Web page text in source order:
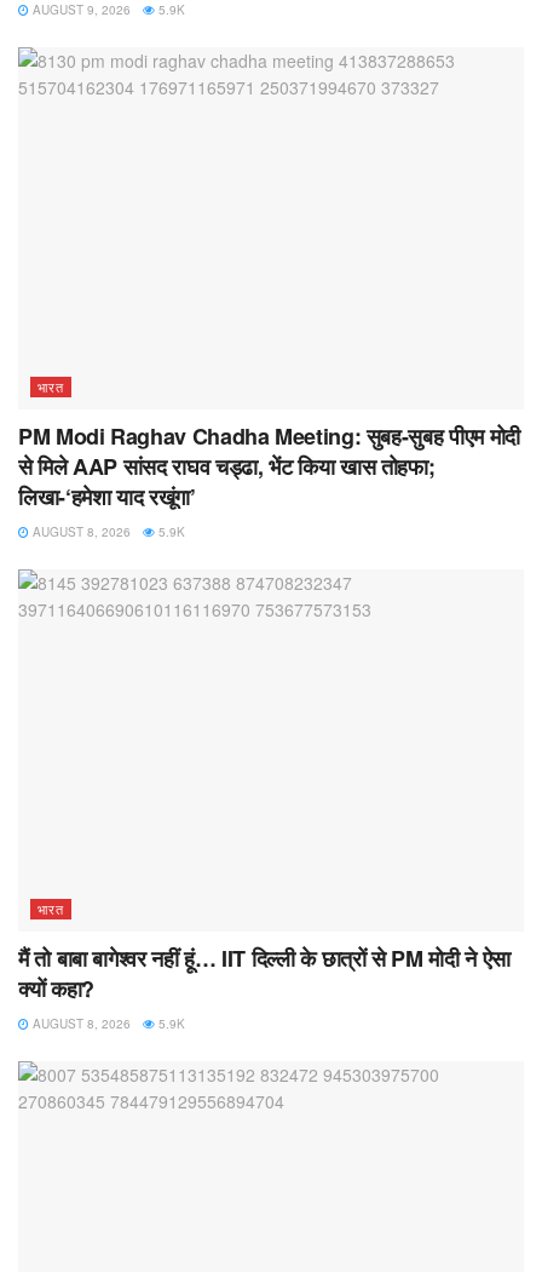
AUGUST 9, 2026 5.9K
भारत
PM Modi Raghav Chadha Meeting: सुबह-सुबह पीएम मोदी
से मिले AAP सांसद राघव चड्ढा, भेंट किया खास तोहफा;
लिखा-‘हमेशा याद रखूंगा’
AUGUST 8, 2026 5.9K
भारत
मैं तो बाबा बागेश्वर नहीं हूं… IIT दिल्ली के छात्रों से PM मोदी ने ऐसा
क्यों कहा?
AUGUST 8, 2026 5.9K